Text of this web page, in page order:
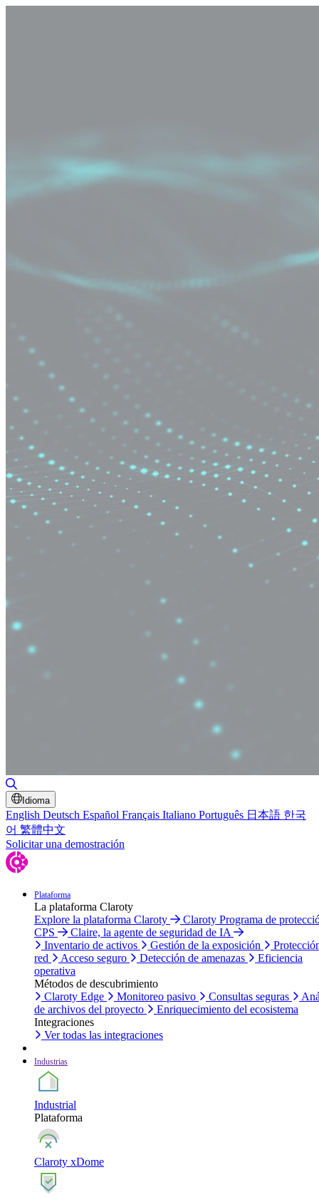
Idioma
English Deutsch Español Français Italiano Português 日本語 한국
어 繁體中文
Solicitar una demostración
Plataforma
La plataforma Claroty
Explore la plataforma Claroty
Claroty Programa de
CPS
Claire, la agente de seguridad de IA
Inventario de activos
Gestión de la exposición
red
Acceso seguro Detección de amenazas
Eficiencia
operativa
Métodos de descubrimiento
Claroty Edge
Monitoreo pasivo Consultas seguras
de archivos del proyecto
Enriquecimiento del ecosistema
Integraciones
Ver todas las integraciones
Industrias
Industrial
Plataforma
Claroty xDome